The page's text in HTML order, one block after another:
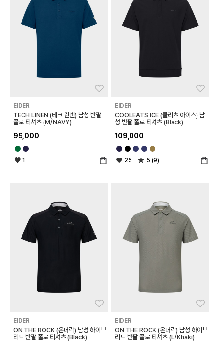
EIDER
TECH LINEN (테크 린넨) 남성 반팔
폴로 티셔츠 (M/NAVY)
99,000
1
EIDER
COOLEATS ICE (쿨리츠 아이스) 남
성 반팔 폴로 티셔츠 (Black)
109,000
25 5 (9)
EIDER
ON THE ROCK (온더락) 남성 하이브
리드 반팔 폴로 티셔츠 (Black)
EIDER
ON THE ROCK (온더락) 남성 하이브
리드 반팔 폴로 티셔츠 (L/Khaki)